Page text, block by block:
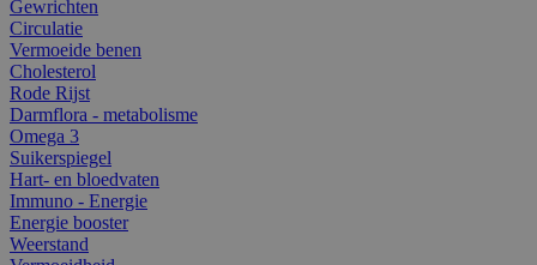
Gewrichten
Circulatie
Vermoeide benen
Cholesterol
Rode Rijst
Darmflora - metabolisme
Omega 3
Suikerspiegel
Hart- en bloedvaten
Immuno - Energie
Energie booster
Weerstand